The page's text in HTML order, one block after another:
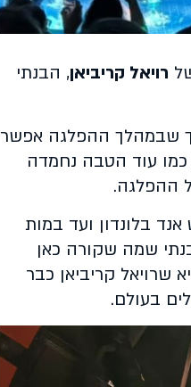
רויאל קריביאן, הבנתי
כך שבמהלך ההפלגה אפשר
עוד הטבה נחמדה
ההפלגה.
בלונדון ועד במות
שמה שקורה כאן
שרויאל קריביאן כבר
בעולם.